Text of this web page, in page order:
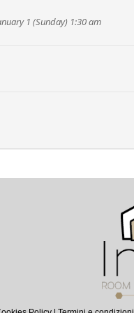
1 (Sunday) 1:30 am